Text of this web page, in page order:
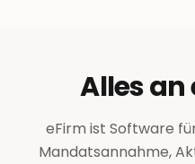
Alles an
eFirm ist Software
Mandatsannahme,